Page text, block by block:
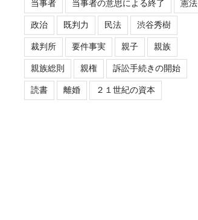
当事者 当事者の意思による終了 憲法
政治 既判力 民法 渋谷秀樹
裁判所 要件事実 親子 親族
親族総則 親権 訴訟手続きの開始
読書 離婚 ２１世紀の資本